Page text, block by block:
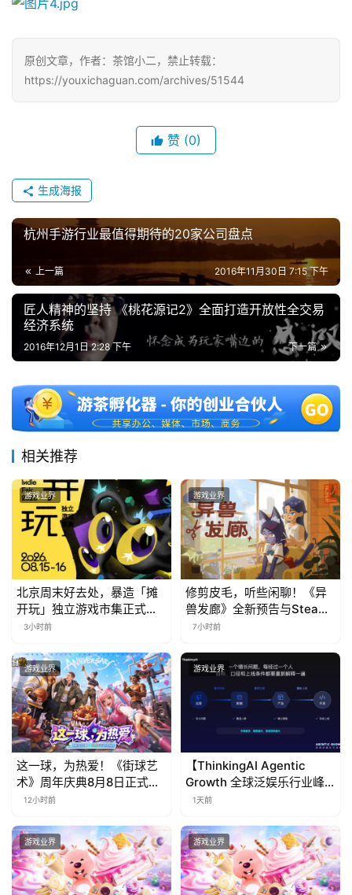
原创文章，作者：茶馆小二，禁止转载：
https://youxichaguan.com/archives/51544
赞 (0)
生成海报
杭州手游行业最值得期待的20家公司盘点
上一篇 2016年11月30日 7:15 下午
匠人精神的坚持 《桃花源记2》全面打造开放性全交易
经济系统
下一篇
2016年12月1日 2:28 下午
相关推荐
游戏业界
北京周末好去处，暴造「摊
开玩」独立游戏市集正式开
票！
3小时前
游戏业界
修剪皮毛，听些闲聊！《异
兽发廊》全新预告与Steam
免费试玩公开
7小时前
游戏业界
这一球，为热爱！《街球艺
术》周年庆典8月8日正式上
线，多重福利与全新内容同
12小时前
游戏业界
【ThinkingAI Agentic
Growth 全球泛娱乐行业峰
会】Agent 时代，人到底负
1天前
游戏业界 游戏业界